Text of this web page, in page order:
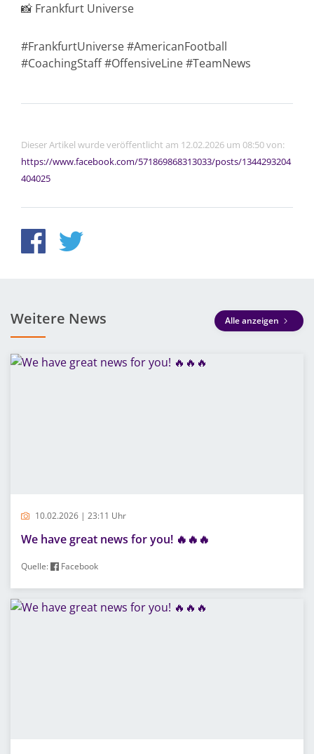
📸 Frankfurt Universe
#FrankfurtUniverse #AmericanFootball
#CoachingStaff #OffensiveLine #TeamNews
Dieser Artikel wurde veröffentlicht am 12.02.2026 um 08:50 von:
https://www.facebook.com/571869868313033/posts/1344293204
404025
Weitere News Alle anzeigen
10.02.2026 | 23:11 Uhr
We have great news for you! 🔥🔥🔥
Quelle: Facebook